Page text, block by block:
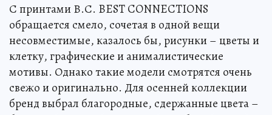
С принтами В.С. BEST CONNECTIONS
обращается смело, сочетая в одной вещи
несовместимые, казалось бы, рисунки – цветы и
клетку, графические и анималистические
мотивы. Однако такие модели смотрятся очень
свежо и оригинально. Для осенней коллекции
бренд выбрал благородные, сдержанные цвета –